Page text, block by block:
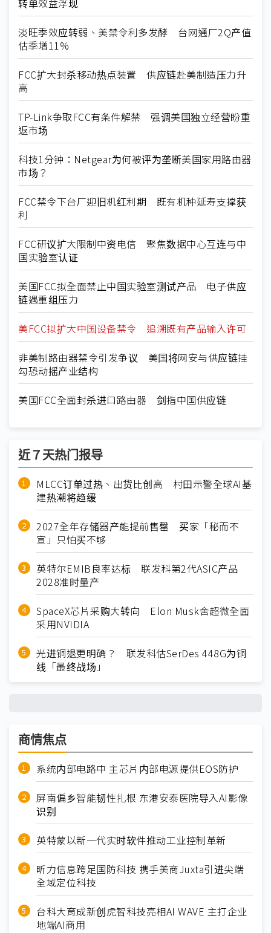
转单效益浮现
淡旺季效应转弱、美禁令利多发酵 台网通厂2Q产值
估季增11%
FCC扩大封杀移动热点装置 供应链赴美制造压力升
高
TP-Link争取FCC有条件解禁 强调美国独立经营盼重
返市场
科技1分钟：Netgear为何被评为垄断美国家用路由器
市场？
FCC禁令下台厂迎旧机红利期 既有机种延寿支撑获
利
FCC研议扩大限制中资电信 聚焦数据中心互连与中
国实验室认证
美国FCC拟全面禁止中国实验室测试产品 电子供应
链遇重组压力
美FCC拟扩大中国设备禁令 追溯既有产品输入许可
非美制路由器禁令引发争议 美国将网安与供应链挂
勾恐动摇产业结构
美国FCC全面封杀进口路由器 剑指中国供应链
近７天热门报导
MLCC订单过热、出货比创高 村田示警全球AI基
建热潮将趋缓
2027全年存储器产能提前售罄 买家「秘而不
宣」只怕买不够
英特尔EMIB良率达标 联发科第2代ASIC产品
2028准时量产
SpaceX芯片采购大转向 Elon Musk舍超微全面
采用NVIDIA
光进铜退更明确？ 联发科估SerDes 448G为铜
线「最终战场」
商情焦点
系统内部电路中 主芯片内部电源提供EOS防护
屏南偏乡智能韧性扎根 东港安泰医院导入AI影像
识别
英特蒙以新一代实时软件推动工业控制革新
昕力信息跨足国防科技 携手美商Juxta引进尖端
全域定位科技
台科大育成新创虎智科技亮相AI WAVE 主打企业
地端AI商用